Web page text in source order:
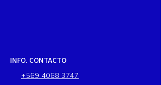
INFO. CONTACTO
+569 4068 3747